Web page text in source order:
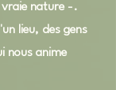
nature -.
lieu, des gens
nous anime